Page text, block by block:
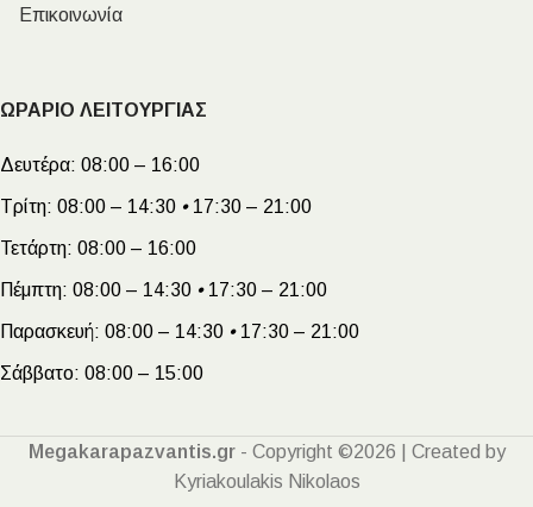
Επικοινωνία
ΩΡΑΡΙΟ ΛΕΙΤΟΥΡΓΙΑΣ
Δευτέρα: 08:00 – 16:00
Τρίτη: 08:00 – 14:30 •17:30 – 21:00
Τετάρτη: 08:00 – 16:00
Πέμπτη: 08:00 – 14:30 •17:30 – 21:00
Παρασκευή: 08:00 – 14:30 •17:30 – 21:00
Σάββατο: 08:00 – 15:00
Megakarapazvantis.gr- Copyright ©2026 | Created by
Kyriakoulakis Nikolaos